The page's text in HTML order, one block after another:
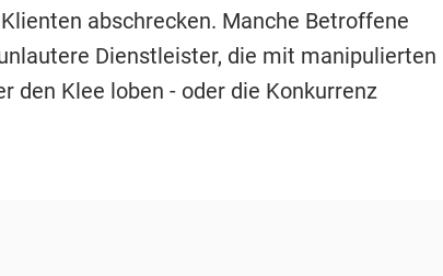
abschrecken. Manche Betroffene
Dienstleister, die mit manipulierten
den Klee loben - oder die Konkurrenz